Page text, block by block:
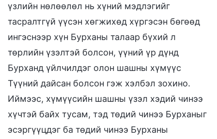
үзлийн нөлөөлөл нь хүний мэдлэгийг
тасралтгүй үүсэн хөгжихөд хүргэсэн бөгөөд
ингэснээр хүн Бурханы талаар бүхий л
төрлийн үзэлтэй болсон, үүний үр дүнд
Бурханд үйлчилдэг олон шашны хүмүүс
Түүний дайсан болсон гэж хэлбэл зохино.
Иймээс, хүмүүсийн шашны үзэл хэдий чинээ
хүчтэй байх тусам, тэд төдий чинээ Бурханыг
эсэргүүцдэг ба төдий чинээ Бурханы